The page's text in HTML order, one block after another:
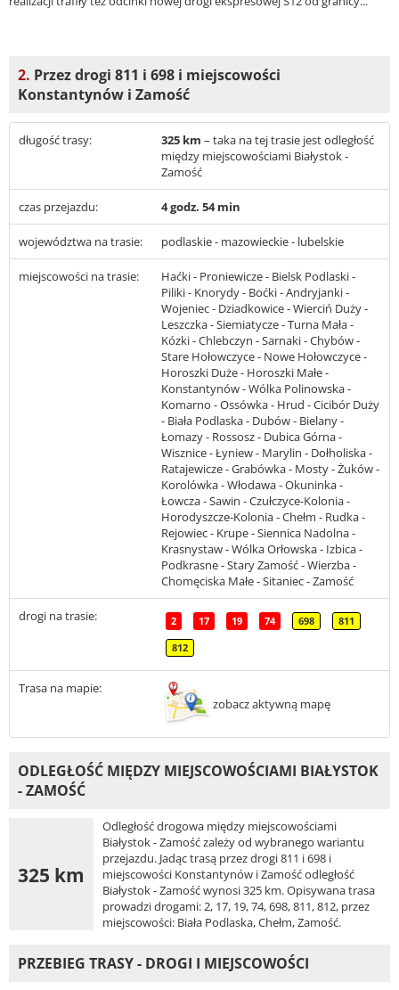
2. Przez drogi 811 i 698 i miejscowości
Konstantynów i Zamość
długość trasy: 325 km – taka na tej trasie jest odległość
między miejscowościami Białystok -
Zamość
czas przejazdu: 4 godz. 54 min
województwa na trasie: podlaskie - mazowieckie - lubelskie
miejscowości na trasie:
Haćki - Proniewicze - Bielsk Podlaski -
Piliki - Knorydy - Boćki - Andryjanki -
Wojeniec - Dziadkowice - Wierciń Duży -
Leszczka - Siemiatycze - Turna Mała -
Kózki - Chlebczyn - Sarnaki - Chybów -
Stare Hołowczyce - Nowe Hołowczyce -
Horoszki Duże - Horoszki Małe -
Konstantynów - Wólka Polinowska -
Komarno - Ossówka - Hrud - Cicibór Duży
- Biała Podlaska - Dubów - Bielany -
Łomazy - Rossosz - Dubica Górna -
Wisznice - Łyniew - Marylin - Dołholiska -
Ratajewicze - Grabówka - Mosty - Żuków -
Korolówka - Włodawa - Okuninka -
Łowcza - Sawin - Czułczyce-Kolonia -
Horodyszcze-Kolonia - Chełm - Rudka -
Rejowiec - Krupe - Siennica Nadolna -
Krasnystaw - Wólka Orłowska - Izbica -
Podkrasne - Stary Zamość - Wierzba -
Chomęciska Małe - Sitaniec - Zamość
drogi na trasie: 2 17 19 74 698 811
812
Trasa na mapie:
zobacz aktywną mapę
ODLEGŁOŚĆ MIĘDZY MIEJSCOWOŚCIAMI BIAŁYSTOK
- ZAMOŚĆ
325 km
Odległość drogowa między miejscowościami
Białystok - Zamość zależy od wybranego wariantu
przejazdu. Jadąc trasą przez drogi 811 i 698 i
miejscowości Konstantynów i Zamość odległość
Białystok - Zamość wynosi 325 km. Opisywana trasa
prowadzi drogami: 2, 17, 19, 74, 698, 811, 812, przez
miejscowości: Biała Podlaska, Chełm, Zamość.
PRZEBIEG TRASY - DROGI I MIEJSCOWOŚCI